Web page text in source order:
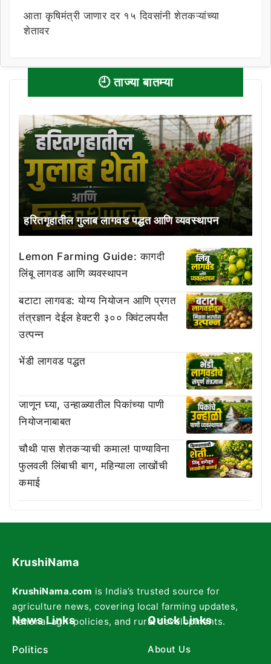
आता कृषिमंत्री जाणार दर १५ दिवसांनी शेतकऱ्यांच्या
शेतावर
🕘 ताज्या बातम्या
हरितगृहातील गुलाब लागवड पद्धत आणि व्यवस्थापन
Lemon Farming Guide: कागदी
लिंबू लागवड आणि व्यवस्थापन
बटाटा लागवड: योग्य नियोजन आणि प्रगत
तंत्रज्ञान देईल हेक्टरी ३०० क्विंटलपर्यंत
उत्पन्न
भेंडी लागवड पद्धत
जाणून घ्या, उन्हाळ्यातील पिकांच्या पाणी
नियोजनाबाबत
चौथी पास शेतकऱ्याची कमाल! पाण्याविना
फुलवली लिंबाची बाग, महिन्याला लाखोंची
कमाई
KrushiNama
KrushiNama.com is India’s trusted source for
agriculture news, covering local farming updates,
national agri-policies, and rural developments.
News Links
Politics
Quick Links
About Us